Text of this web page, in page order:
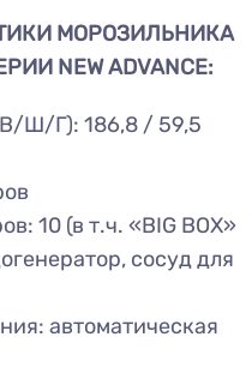
МОРОЗИЛЬНИКА
NEW ADVANCE:
Ш/Г): 186,8 / 59,5
10 (в т.ч. «BIG BOX»
сосуд для
автоматическая